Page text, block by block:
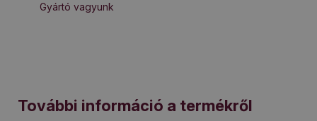
Gyártó vagyunk
További információ a termékről